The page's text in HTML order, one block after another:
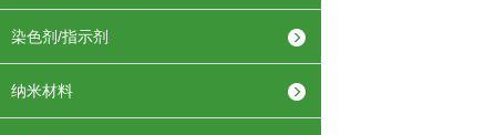
染色剂/指示剂
纳米材料